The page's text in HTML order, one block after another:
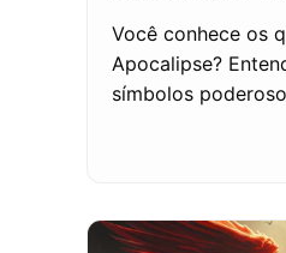
Você conhece os
Apocalipse?
símbolos